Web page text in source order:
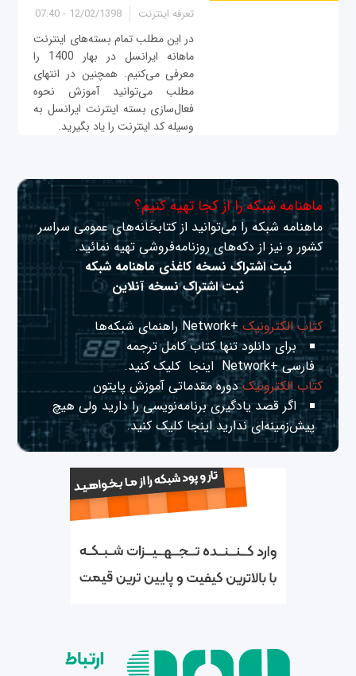
تعرفه اینترنت 12/02/1398 - 07:40
در این مطلب تمام بسته‌های اینترنت
ماهانه ایرانسل در بهار 1400 را
معرفی می‌کنیم. همچنین در انتهای
مطلب می‌توانید آموزش نحوه
فعال‌سازی بسته اینترنت ایرانسل به
وسیله کد اینترنت را یاد بگیرید.
ماهنامه شبکه را از کجا تهیه کنیم؟
ماهنامه شبکه را می‌توانید از کتابخانه‌های عمومی سراسر
کشور و نیز از دکه‌های روزنامه‌فروشی تهیه نمائید.
ثبت اشتراک نسخه کاغذی ماهنامه شبکه
ثبت اشتراک نسخه آنلاین
کتاب الکترونیک+Network راهنمای شبکه‌ها
برای دانلود تنها کتاب کامل ترجمه
فارسی +Network
اینجا کلیک کنید.
کتاب الکترونیکدوره مقدماتی آموزش پایتون
اگر قصد یادگیری برنامه‌نویسی را دارید ولی هیچ
پیش‌زمینه‌ای نداریداینجا کلیک کنید.